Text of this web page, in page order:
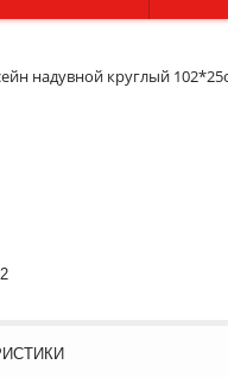
надувной круглый